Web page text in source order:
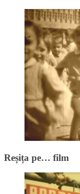
Reșița pe… film